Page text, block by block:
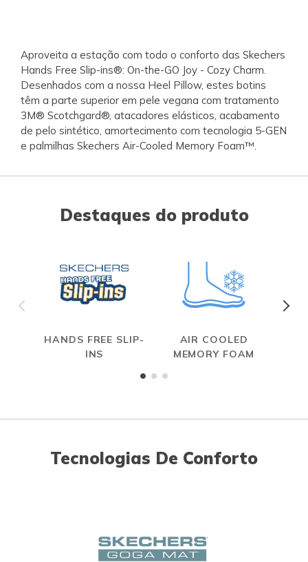
Aproveita a estação com todo o conforto das Skechers
Hands Free Slip-ins®: On-the-GO Joy - Cozy Charm.
Desenhados com a nossa Heel Pillow, estes botins
têm a parte superior em pele vegana com tratamento
3M® Scotchgard®, atacadores elásticos, acabamento
de pelo sintético, amortecimento com tecnologia 5-GEN
e palmilhas Skechers Air-Cooled Memory Foam™.
Destaques do produto
HANDS FREE SLIP-
INS
AIR COOLED
MEMORY FOAM
Tecnologias De Conforto